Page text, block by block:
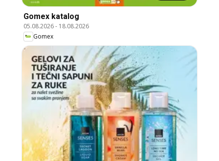
Gomex katalog
05.08.2026- 18.08.2026
Gomex